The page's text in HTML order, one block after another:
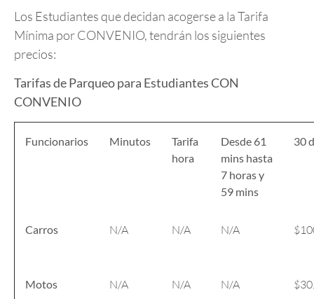
Los Estudiantes que decidan acogerse a la Tarifa
Mínima por CONVENIO, tendrán los siguientes
precios:
Tarifas de Parqueo para Estudiantes CON
CONVENIO
Funcionarios Minutos
Tarifa
hora
Desde 61
mins hasta
7 horas y
59 mins
30
Carros N/A N/A N/A
Motos N/A N/A N/A